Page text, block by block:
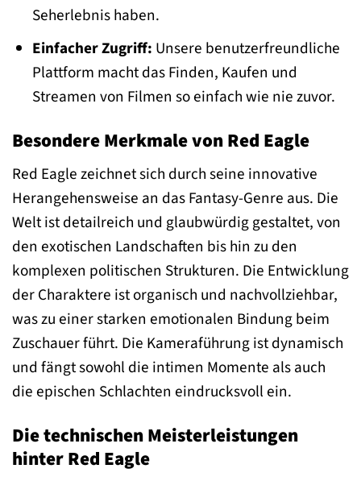
Seherlebnis haben.
Einfacher Zugriff: Unsere benutzerfreundliche
Plattform macht das Finden, Kaufen und
Streamen von Filmen so einfach wie nie zuvor.
Besondere Merkmale von Red Eagle
Red Eagle zeichnet sich durch seine innovative
Herangehensweise an das Fantasy-Genre aus. Die
Welt ist detailreich und glaubwürdig gestaltet, von
den exotischen Landschaften bis hin zu den
komplexen politischen Strukturen. Die Entwicklung
der Charaktere ist organisch und nachvollziehbar,
was zu einer starken emotionalen Bindung beim
Zuschauer führt. Die Kameraführung ist dynamisch
und fängt sowohl die intimen Momente als auch
die epischen Schlachten eindrucksvoll ein.
Die technischen Meisterleistungen
hinter Red Eagle